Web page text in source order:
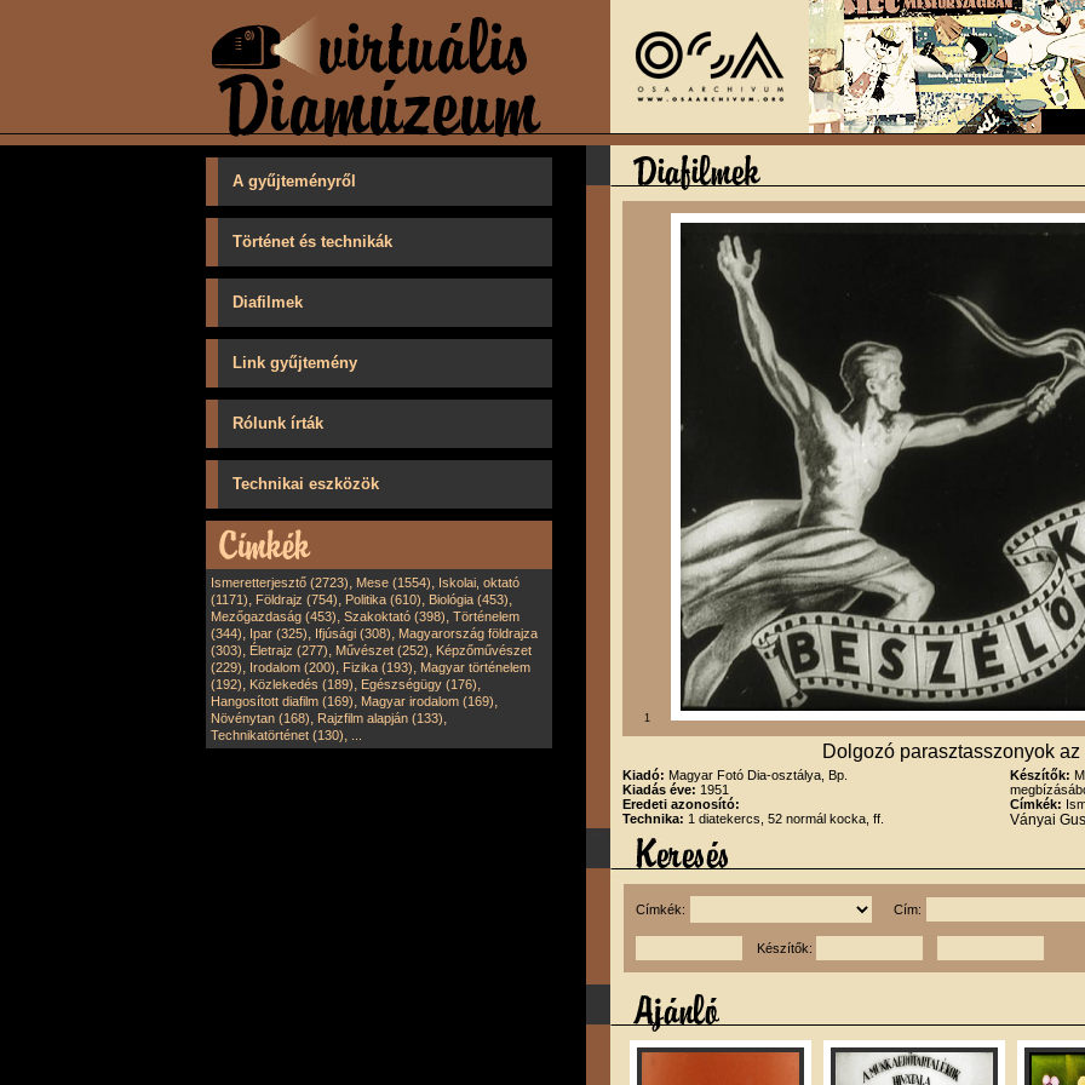
A gyűjteményről
Történet és technikák
Diafilmek
Link gyűjtemény
Rólunk írták
Technikai eszközök
Ismeretterjesztő (2723), Mese (1554), Iskolai, oktató
(1171), Földrajz (754), Politika (610), Biológia (453),
Mezőgazdaság (453), Szakoktató (398), Történelem
(344), Ipar (325), Ifjúsági (308), Magyarország földrajza
(303), Életrajz (277), Művészet (252), Képzőművészet
(229), Irodalom (200), Fizika (193), Magyar történelem
(192), Közlekedés (189), Egészségügy (176),
Hangosított diafilm (169), Magyar irodalom (169),
Növénytan (168), Rajzfilm alapján (133),
Technikatörténet (130),
1
Dolgozó parasztasszonyok az
Kiadó: Magyar Fotó Dia-osztálya, Bp.
Kiadás éve: 1951
Eredeti azonosító:
Technika: 1 diatekercs, 52 normál kocka, ff.
Készítők:
Címkék:
Ványai
Címkék: Cím:
Készítők: